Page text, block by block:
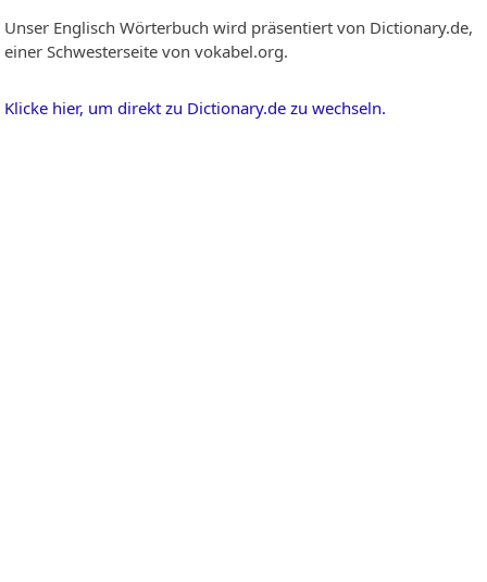
Unser Englisch Wörterbuch wird präsentiert von Dictionary.de,
einer Schwesterseite von vokabel.org.
Klicke hier, um direkt zu Dictionary.de zu wechseln.